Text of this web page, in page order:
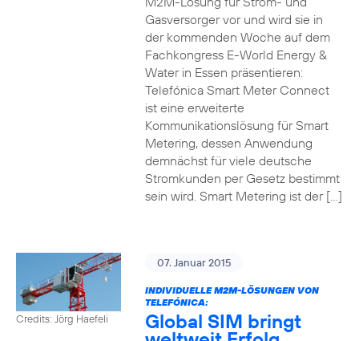
Gasversorger vor und wird sie in
der kommenden Woche auf dem
Fachkongress E-World Energy &
Water in Essen präsentieren:
Telefónica Smart Meter Connect
ist eine erweiterte
Kommunikationslösung für Smart
Metering, dessen Anwendung
demnächst für viele deutsche
Stromkunden per Gesetz bestimmt
sein wird. Smart Metering ist der […]
Credits: Jörg Haefeli
07. Januar 2015
INDIVIDUELLE M2M-LÖSUNGEN VON
TELEFÓNICA:
Global SIM bringt